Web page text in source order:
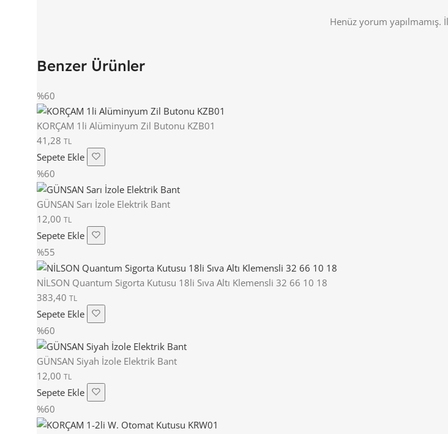
Henüz yorum yapılmamış.
Benzer Ürünler
%60
KORÇAM 1li Alüminyum Zil Butonu KZB01
41,28 TL
Sepete Ekle
%60
GÜNSAN Sarı İzole Elektrik Bant
12,00 TL
Sepete Ekle
%55
NİLSON Quantum Sigorta Kutusu 18li Sıva Altı Klemensli 32 66 10 18
383,40 TL
Sepete Ekle
%60
GÜNSAN Siyah İzole Elektrik Bant
12,00 TL
Sepete Ekle
%60